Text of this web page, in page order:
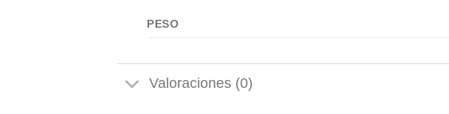
PESO
Valoraciones (0)